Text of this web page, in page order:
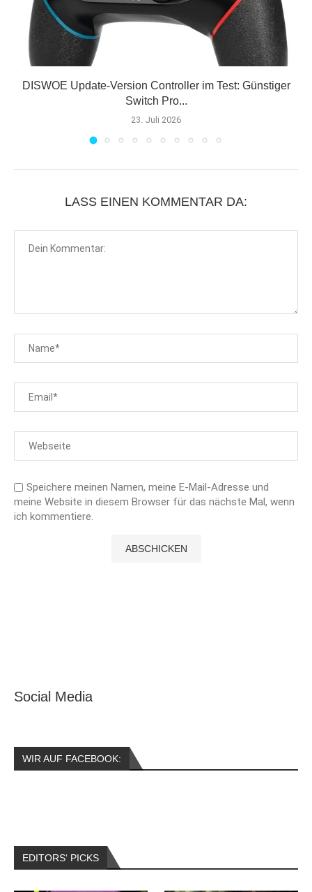
DISWOE Update-Version Controller im Test: Günstiger
Switch Pro...
23. Juli 2026
LASS EINEN KOMMENTAR DA:
Speichere meinen Namen, meine E-Mail-Adresse und
meine Website in diesem Browser für das nächste Mal, wenn
ich kommentiere.
Social Media
WIR AUF FACEBOOK:
EDITORS‘ PICKS